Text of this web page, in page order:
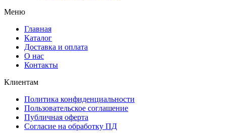
Меню
Главная
Каталог
Доставка и оплата
О нас
Контакты
Клиентам
Политика конфиденциальности
Пользовательское соглашение
Публичная оферта
Согласие на обработку ПД